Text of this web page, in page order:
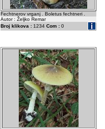
Fechtnerov vrganj . Boletus fechtneri .
Autor : Željko Remar
Broj klikova : 1234 Com : 0